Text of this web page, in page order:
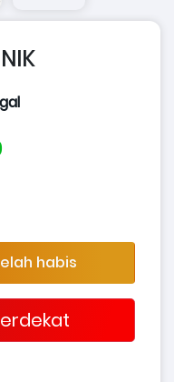
habis